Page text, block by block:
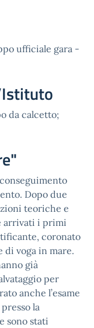
ufficiale gara -
da calcetto;
Dopo due
teoriche e
arrivati i primi
coronato
di voga in mare.
già
per
anche l’esame
la
sono stati